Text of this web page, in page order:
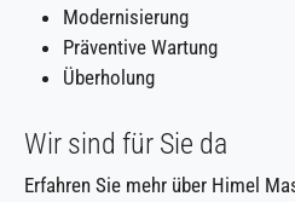
Modernisierung
Präventive Wartung
Überholung
Wir sind für Sie da
Erfahren Sie mehr über Himel